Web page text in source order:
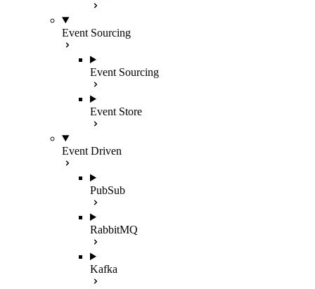
Event Sourcing
Event Sourcing
Event Store
Event Driven
PubSub
RabbitMQ
Kafka